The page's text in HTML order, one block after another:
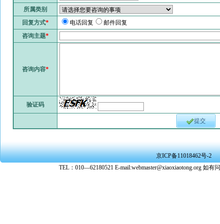
所属类别
回复方式* 电话回复
邮件回复
咨询主题*
咨询内容*
验证码
提交
京ICP备11018462号-2
TEL：010—62180521 E-mail:webmaster@xiaoxiaotong.org 如